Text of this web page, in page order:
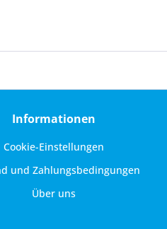
Informationen
Cookie-Einstellungen
und Zahlungsbedingungen
Über uns